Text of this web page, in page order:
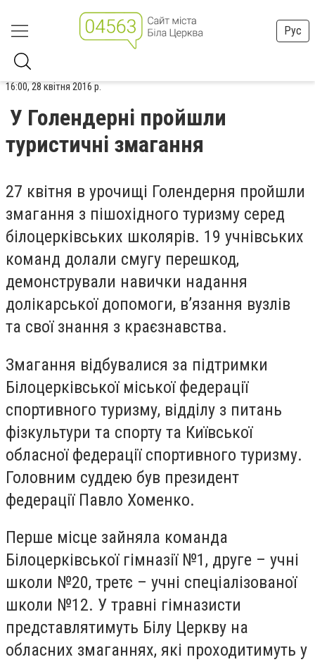
Рус
16:00, 28 квітня 2016 р.
У Голендерні пройшли
туристичні змагання
27 квітня в урочищі Голендерня пройшли
змагання з пішохідного туризму серед
білоцерківських школярів. 19 учнівських
команд долали смугу перешкод,
демонстрували навички надання
долікарської допомоги, в’язання вузлів
та свої знання з краєзнавства.
Змагання відбувалися за підтримки
Білоцерківської міської федерації
спортивного туризму, відділу з питань
фізкультури та спорту та Київської
обласної федерації спортивного туризму.
Головним суддею був президент
федерації Павло Хоменко.
Перше місце зайняла команда
Білоцерківської гімназії №1, друге – учні
школи №20, третє – учні спеціалізованої
школи №12. У травні гімназисти
представлятимуть Білу Церкву на
обласних змаганнях, які проходитимуть у